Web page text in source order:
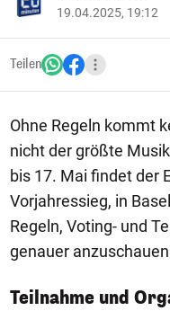
19.04.2025, 19:12
Teilen
Ohne Regeln kommt
nicht der größte
bis 17. Mai findet der
Vorjahressieg, in
Regeln, Voting- und
genauer
Teilnahme und